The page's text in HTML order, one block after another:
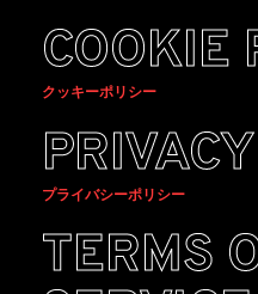
COOKIE
クッキーポリシー
プライバシーポリシー
TERMS